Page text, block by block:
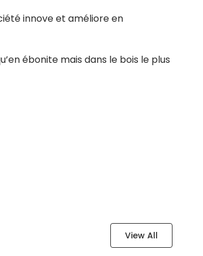
innove et améliore en
ébonite mais dans le bois le plus
View All